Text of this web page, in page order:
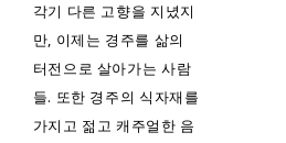
각기 다른 고향을 지녔지
만, 이제는 경주를 삶의
터전으로 살아가는 사람
들. 또한 경주의 식자재를
가지고 젊고 캐주얼한 음